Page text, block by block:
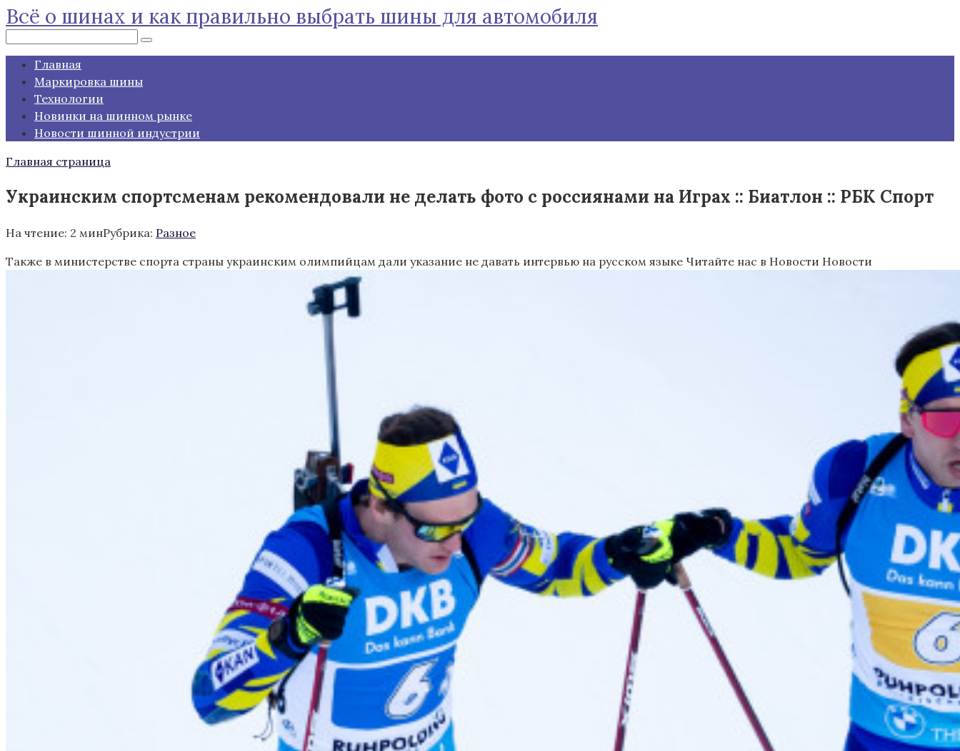
Перейти
к
контенту
Всё о шинах и как правильно выбрать шины для автомобиля
Главная
Маркировка шины
Технологии
Новинки на шинном рынке
Новости шинной индустрии
Главная страница
Украинским спортсменам рекомендовали не делать фото с россиянами на Играх :: Биатлон :: РБК Спорт
На чтение: 2 минРубрика: Разное
Также в министерстве спорта страны украинским олимпийцам дали указание не давать интервью на русском языке Читайте нас в Новости Новости